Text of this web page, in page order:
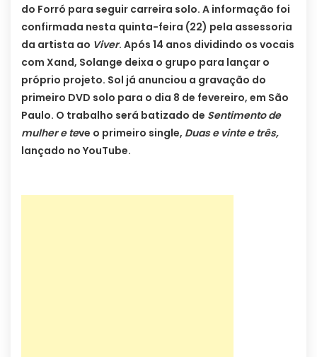
do Forró para seguir carreira solo. A informação foi
confirmada nesta quinta-feira (22) pela assessoria
da artista ao Viver. Após 14 anos dividindo os vocais
com Xand, Solange deixa o grupo para lançar o
próprio projeto. Sol já anunciou a gravação do
primeiro DVD solo para o dia 8 de fevereiro, em São
Paulo. O trabalho será batizado de Sentimento de
mulher e teve o primeiro single, Duas e vinte e três,
lançado no YouTube.